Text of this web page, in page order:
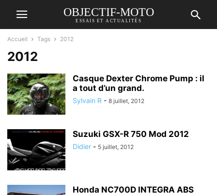
OBJECTIF-MOTO
ESSAIS ET ACTUALITÉS
Accueil Tags 2012
2012
Casque Dexter Chrome Pump : il
a tout d’un grand.
Sylvain R - 8 juillet, 2012
Suzuki GSX-R 750 Mod 2012
Didier - 5 juillet, 2012
Honda NC700D INTEGRA ABS